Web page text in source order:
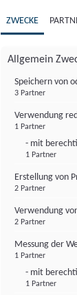
ZWECKE
Allgemein
Speichern von
3 Partner
Verwendung
1 Partner
- mit
1 Partner
Erstellung von
2 Partner
Verwendung
2 Partner
Messung der
1 Partner
- mit
1 Partner